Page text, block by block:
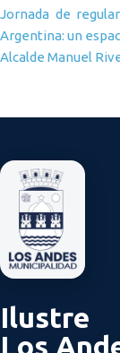
Jornada de
Argentina: un
Alcalde Manuel
Ilustre
Los